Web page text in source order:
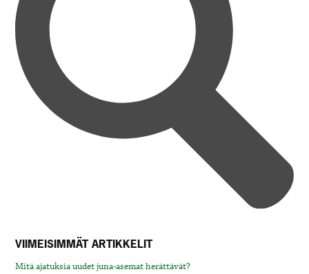
VIIMEISIMMÄT ARTIKKELIT
Mitä ajatuksia uudet juna-asemat herättävät?